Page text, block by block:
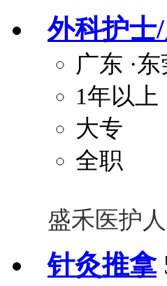
外科护士
广东 ·
1年以上
大专
全职
盛禾医护
针灸推拿